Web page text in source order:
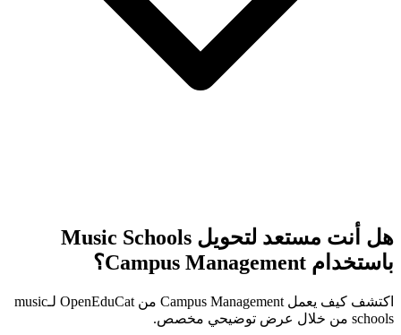
هل أنت مستعد لتحويل Music Schools
باستخدام Campus Management؟
اكتشف كيف يعمل Campus Management من OpenEduCat لـmusic
schools من خلال عرض توضيحي مخصص.